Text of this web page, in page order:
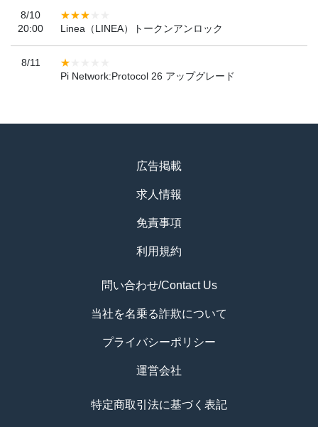
8/10
20:00
Linea（LINEA）トークンアンロック
8/11
Pi Network:Protocol 26 アップグレード
広告掲載
求人情報
免責事項
利用規約
問い合わせ/Contact Us
当社を名乗る詐欺について
プライバシーポリシー
運営会社
特定商取引法に基づく表記